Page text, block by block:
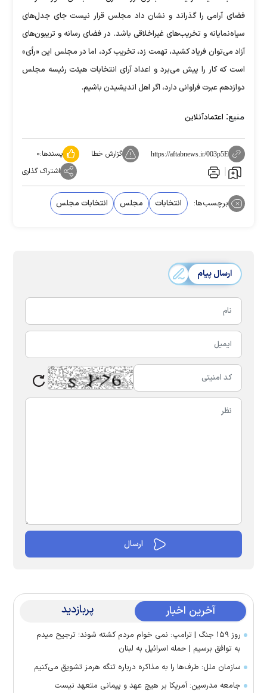
فضای آرامی را گذراند و نشان داد مجلس قرار نیست جای جدل‌های
سیاه‌نمایانه و تخریب‌های غیراخلاقی باشد. در فضای رسانه و تریبون‌های
آزاد می‌توان فریاد کشید، تهمت زد، تخریب کرد، اما در مجلس این «رأی»
است که کار را پیش می‌برد و اعداد آرای انتخابات هیئت رئیسه مجلس
دوازدهم عبرت فراوانی دارد، اگر اهل اندیشیدن باشیم.
منبع: اعتمادآنلاین
https://aftabnews.ir/003p5E گزارش خطا پسندها:۰
اشتراک گذاری
برچسب‌ها: انتخابات مجلس انتخابات مجلس
ارسال پیام
آخرین اخبار پربازدید
روز ۱۵۹ جنگ | ترامپ: نمی خوام مردم کشته شوند؛ ترجیح میدم
به توافق برسیم | حمله اسرائیل به لبنان
سازمان ملل: طرف‌ها را به مذاکره درباره تنگه هرمز تشویق می‌کنیم
جامعه مدرسین: آمریکا بر هیچ عهد و پیمانی متعهد نیست